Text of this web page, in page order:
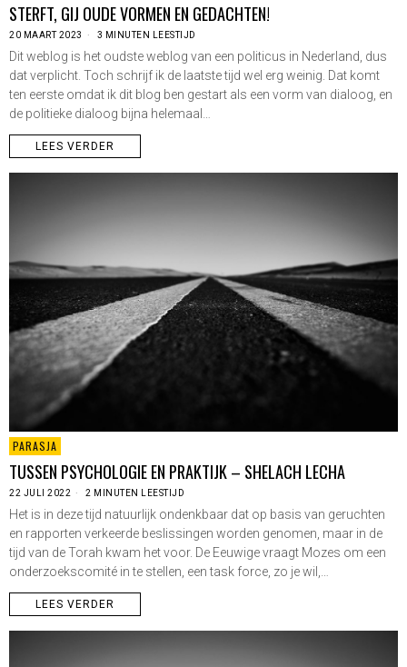
STERFT, GIJ OUDE VORMEN EN GEDACHTEN!
20 MAART 2023 3 MINUTEN LEESTIJD
Dit weblog is het oudste weblog van een politicus in Nederland, dus
dat verplicht. Toch schrijf ik de laatste tijd wel erg weinig. Dat komt
ten eerste omdat ik dit blog ben gestart als een vorm van dialoog, en
de politieke dialoog bijna helemaal…
LEES VERDER
PARASJA
TUSSEN PSYCHOLOGIE EN PRAKTIJK – SHELACH LECHA
22 JULI 2022 2 MINUTEN LEESTIJD
Het is in deze tijd natuurlijk ondenkbaar dat op basis van geruchten
en rapporten verkeerde beslissingen worden genomen, maar in de
tijd van de Torah kwam het voor. De Eeuwige vraagt Mozes om een
onderzoekscomité in te stellen, een task force, zo je wil,…
LEES VERDER